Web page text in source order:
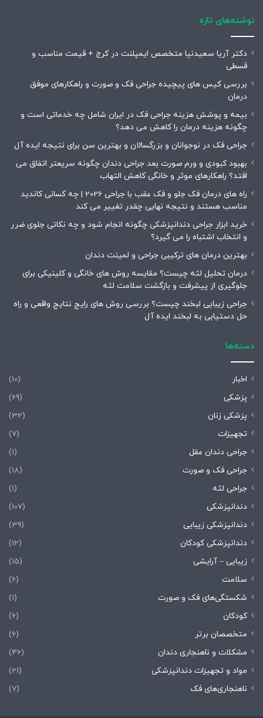
نوشته‌های تازه
دکتر آریا سعیدنیا متخصص ایمپلنت در کرج + قیمت مناسب و
قسطی
بررسی کیس های پیچیده جراحی فک و صورت و راهکارهای موفق
درمان
بیمه و پوشش هزینه جراحی فک در ایران شامل چه خدماتی است و
چگونه هزینه درمان را کاهش می دهد؟
جراحی فک در نوجوانان و بزرگسالان و بهترین سن برای نتیجه ایده آل
بهبود کبودی و ورم صورت بعد جراحی دندان چگونه سریعتر اتفاق می
افتد؟ راهکارهای موثر و خانگی کاهش التهاب
راه های درمان فک جلو و فک عقب با جراحی 2026 | چه کسانی کاندید
مناسب هستند و نتیجه نهایی چقدر تغییر می کند
خرید ابزار جراحی دندانپزشکی چگونه انجام شود و چه نکاتی جلوی ضرر
و انتخاب اشتباه را می گیرد؟
بهترین درمان های ترکیبی جراحی و لمینت دندان
درمان تحلیل لثه چیست؟ مقایسه روش های خانگی و کلینیکی برای
جلوگیری از پیشرفت و بازگشت سلامت لثه
جراحی زیبایی لبخند چیست؟ بررسی روش های رایج نتایج واقعی و راه
حل دستیابی به لبخند ایده آل
دسته‌ها
اخبار
(10)
پزشکی
(69)
پزشکی زنان
(32)
تجهیزات
(7)
جراحی دندان عقل
(1)
جراحی فک و صورت
(18)
جراحی لثه
(1)
دندانپزشکی
(107)
دندانپزشکی زیبایی
(39)
دندانپزشکی کودکان
(12)
زیبایی – آرایشی
(15)
سلامت
(6)
شکستگی‌های فک و صورت
(1)
کودکان
(6)
متخصصان برتر
(6)
مشکلات و ناهنجاری دندان
(46)
مواد و تجهیزات دندانپزشکی
(21)
ناهنجاری‌های فک
(7)